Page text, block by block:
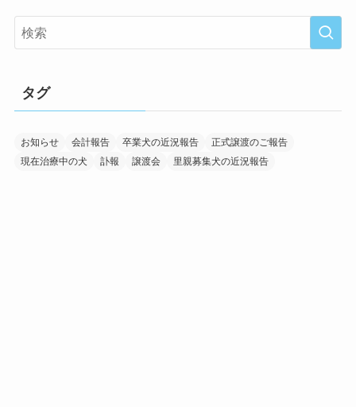
タグ
お知らせ 会計報告 卒業犬の近況報告
正式譲渡のご報告
現在治療中の犬
訃報 譲渡会 里親募集犬の近況報告